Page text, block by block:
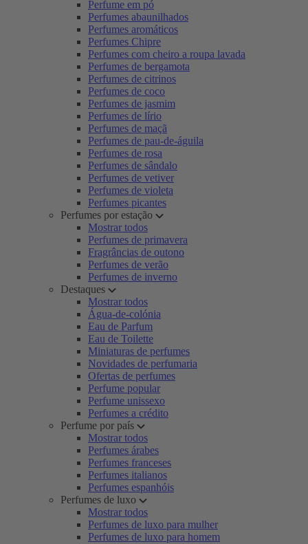
Perfume em pó
Perfumes abaunilhados
Perfumes aromáticos
Perfumes Chipre
Perfumes com cheiro a roupa lavada
Perfumes de bergamota
Perfumes de citrinos
Perfumes de coco
Perfumes de jasmim
Perfumes de lírio
Perfumes de maçã
Perfumes de pau-de-águila
Perfumes de rosa
Perfumes de sândalo
Perfumes de vetiver
Perfumes de violeta
Perfumes picantes
Perfumes por estação
Mostrar todos
Perfumes de primavera
Fragrâncias de outono
Perfumes de verão
Perfumes de inverno
Destaques
Mostrar todos
Água-de-colónia
Eau de Parfum
Eau de Toilette
Miniaturas de perfumes
Novidades de perfumaria
Ofertas de perfumes
Perfume popular
Perfume unissexo
Perfumes a crédito
Perfume por país
Mostrar todos
Perfumes árabes
Perfumes franceses
Perfumes italianos
Perfumes espanhóis
Perfumes de luxo
Mostrar todos
Perfumes de luxo para mulher
Perfumes de luxo para homem